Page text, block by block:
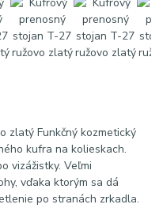
zlatý Funkčný kozmetický
kufra na kolieskach.
vizážistky. Veľmi
vďaka ktorým sa dá
po stranách zrkadla.